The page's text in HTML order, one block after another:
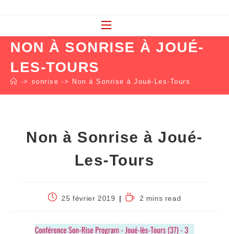
NON À SONRISE À JOUÉ-
LES-TOURS
-> sonrise -> Non à Sonrise à Joué-Les-Tours
Non à Sonrise à Joué-
Les-Tours
25 février 2019 2 mins read